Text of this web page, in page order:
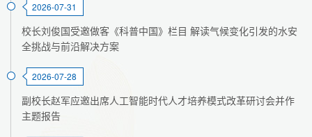
2026-07-31
校长刘俊国受邀做客《科普中国》栏目 解读气候变化引发的水安
全挑战与前沿解决方案
2026-07-28
副校长赵军应邀出席人工智能时代人才培养模式改革研讨会并作
主题报告